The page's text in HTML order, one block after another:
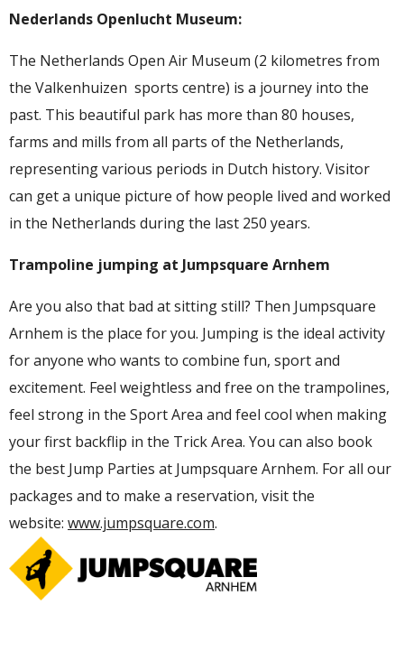
Nederlands Openlucht Museum:
The Netherlands Open Air Museum (2 kilometres from
the Valkenhuizen sports centre) is a journey into the
past. This beautiful park has more than 80 houses,
farms and mills from all parts of the Netherlands,
representing various periods in Dutch history. Visitor
can get a unique picture of how people lived and worked
in the Netherlands during the last 250 years.
Trampoline jumping at Jumpsquare Arnhem
Are you also that bad at sitting still? Then Jumpsquare
Arnhem is the place for you. Jumping is the ideal activity
for anyone who wants to combine fun, sport and
excitement. Feel weightless and free on the trampolines,
feel strong in the Sport Area and feel cool when making
your first backflip in the Trick Area. You can also book
the best Jump Parties at Jumpsquare Arnhem. For all our
packages and to make a reservation, visit the
website: www.jumpsquare.com.